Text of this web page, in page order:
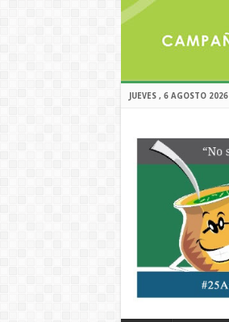
JUEVES , 6 AGOSTO 2026